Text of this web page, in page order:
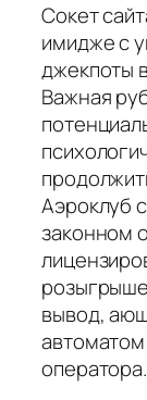
Сокет
имидже с
джекпоты
Важная
Аэроклуб
законном
вывод,
оператора.